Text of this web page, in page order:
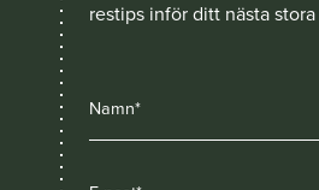
restips inför ditt nästa